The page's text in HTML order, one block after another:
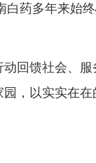
药多年来始
回馈社会、服
，以实实在